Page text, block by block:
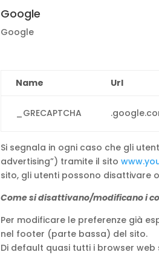
Google
Google
Name Url
_GRECAPTCHA
Si segnala in ogni caso che gli
advertising”) tramite il sito
sito, gli utenti possono disattivare
Come si disattivano/modificano i
Per modificare le preferenze già
nel footer (parte bassa) del sito.
Di default quasi tutti i browser